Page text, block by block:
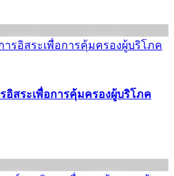
อิสระเพื่อการคุ้มครองผู้บริโภค